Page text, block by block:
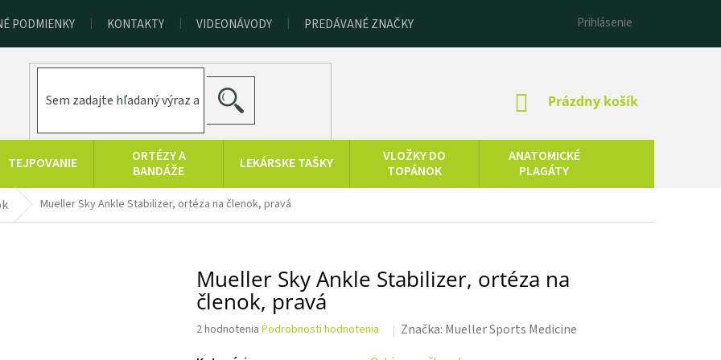
PODMIENKY KONTAKTY VIDEONÁVODY PREDÁVANÉ ZNAČKY Prihlásenie
HĽADAŤ
NÁKUPNÝ
Prázdny košík
TEJPOVANIE
ORTÉZY A
BANDÁŽE
LEKÁRSKE TAŠKY
VLOŽKY DO
TOPÁNOK
ANATOMICKÉ
PLAGÁTY
POMÔCKY
CHLADOVÁ
TERAPIA
SAUNOVANIE
OLEJE
Mueller Sky Ankle Stabilizer, ortéza na členok, pravá
Mueller Sky Ankle Stabilizer, ortéza na
členok, pravá
Priemerné
2 hodnotenia Podrobnosti hodnotenia Značka: Mueller Sports Medicine